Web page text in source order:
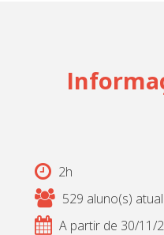
2h
529 aluno(s)
A partir de 30/11/